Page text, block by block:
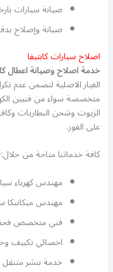
صيانة سيارات
صيانة وإصلاح
اصلاح سيارات كابتيفا
خدمة اصلاح وصيانة اعطال
الغيار الاصلية لتضمن عدم
متخصصة سواء من فنيين
الزيوت وشحن البطاريات
على الفور.
كافة خدماتنا متاحة من
مهندس كهرباء
مهندس ميكانيكا
فني متخصص
اخصائي تكييف
خدمة بنشر متنقل